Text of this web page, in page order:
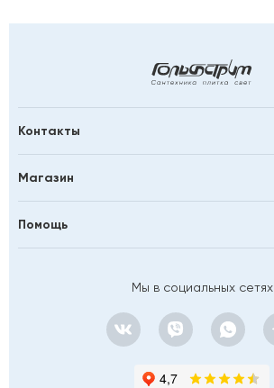
Контакты
Магазин
Помощь
Мы в социальных сетях